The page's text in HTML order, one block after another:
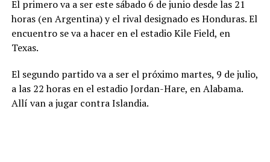
El primero va a ser este sábado 6 de junio desde las 21
horas (en Argentina) y el rival designado es Honduras. El
encuentro se va a hacer en el estadio Kile Field, en
Texas.
El segundo partido va a ser el próximo martes, 9 de julio,
a las 22 horas en el estadio Jordan-Hare, en Alabama.
Allí van a jugar contra Islandia.